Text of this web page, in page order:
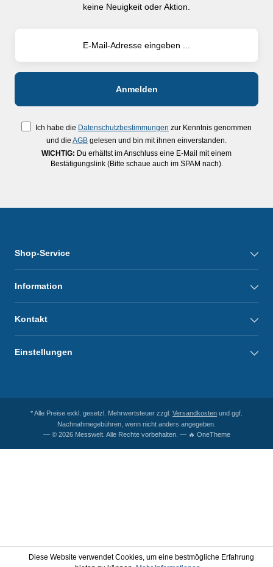
keine Neuigkeit oder Aktion.
Ich habe die Datenschutzbestimmungen zur Kenntnis genommen
und die AGB gelesen und bin mit ihnen einverstanden.
WICHTIG: Du erhältst im Anschluss eine E-Mail mit einem
Bestätigungslink (Bitte schaue auch im SPAM nach).
Shop-Service
Information
Kontakt
Einstellungen
* Alle Preise exkl. gesetzl. Mehrwertsteuer zzgl. Versandkosten und ggf.
Nachnahmegebühren, wenn nicht anders angegeben.
— © 2026 Messwelt. Alle Rechte vorbehalten. — 🔥 OneTheme
Diese Website verwendet Cookies, um eine bestmögliche Erfahrung